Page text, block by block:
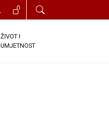
ŽIVOT I
UMJETNOST